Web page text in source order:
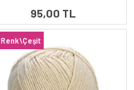
95,00 TL
Renk\Çeşit